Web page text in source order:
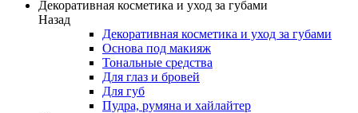
Декоративная косметика и уход за губами
Назад
Декоративная косметика и уход за губами
Основа под макияж
Тональные средства
Для глаз и бровей
Для губ
Пудра, румяна и хайлайтер